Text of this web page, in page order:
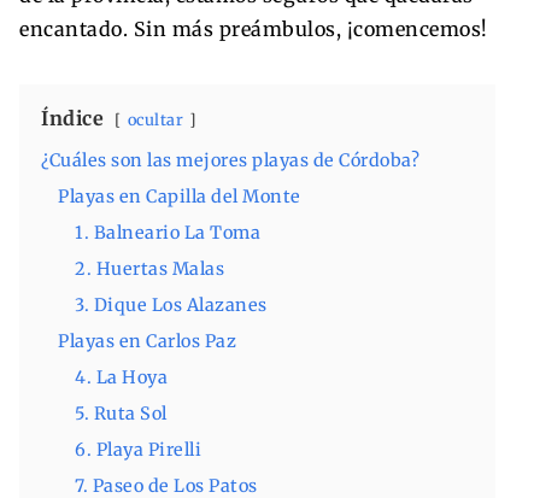
encantado. Sin más preámbulos, ¡comencemos!
Índice ocultar
¿Cuáles son las mejores playas de Córdoba?
Playas en Capilla del Monte
1. Balneario La Toma
2. Huertas Malas
3. Dique Los Alazanes
Playas en Carlos Paz
4. La Hoya
5. Ruta Sol
6. Playa Pirelli
7. Paseo de Los Patos